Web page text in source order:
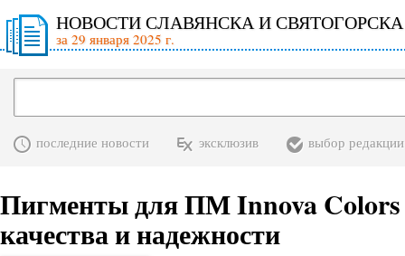
НОВОСТИ СЛАВЯНСКА И СВЯТОГОРСКА
за 29 января 2025 г.
последние новости эксклюзив выбор редакции
Пигменты для ПМ Innova Colors
качества и надежности